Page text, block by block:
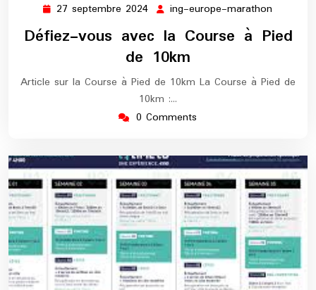
27 septembre 2024 27
septembre
2024
ing-europe-marathon
europe-
Défiez-vous avec la Course à Pied
de 10km
Article sur la Course à Pied de 10km La Course à Pied de
10km :…
0 Comments